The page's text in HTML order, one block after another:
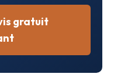
gratuit